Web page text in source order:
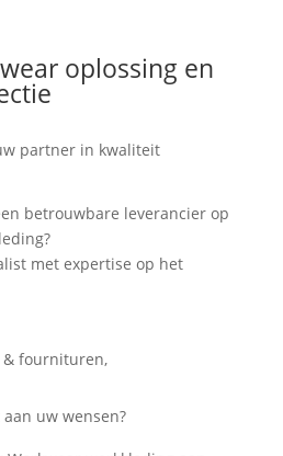
oplossing en
betrouwbare leverancier op
met expertise op het
fournituren,
uw wensen?